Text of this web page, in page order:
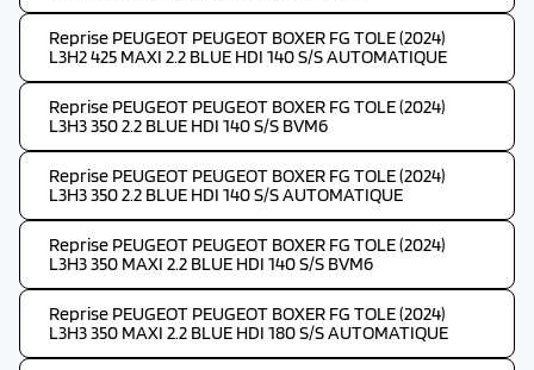
Reprise PEUGEOT PEUGEOT BOXER FG TOLE (2024)
L3H2 425 MAXI 2.2 BLUE HDI 140 S/S AUTOMATIQUE
Reprise PEUGEOT PEUGEOT BOXER FG TOLE (2024)
L3H3 350 2.2 BLUE HDI 140 S/S BVM6
Reprise PEUGEOT PEUGEOT BOXER FG TOLE (2024)
L3H3 350 2.2 BLUE HDI 140 S/S AUTOMATIQUE
Reprise PEUGEOT PEUGEOT BOXER FG TOLE (2024)
L3H3 350 MAXI 2.2 BLUE HDI 140 S/S BVM6
Reprise PEUGEOT PEUGEOT BOXER FG TOLE (2024)
L3H3 350 MAXI 2.2 BLUE HDI 180 S/S AUTOMATIQUE